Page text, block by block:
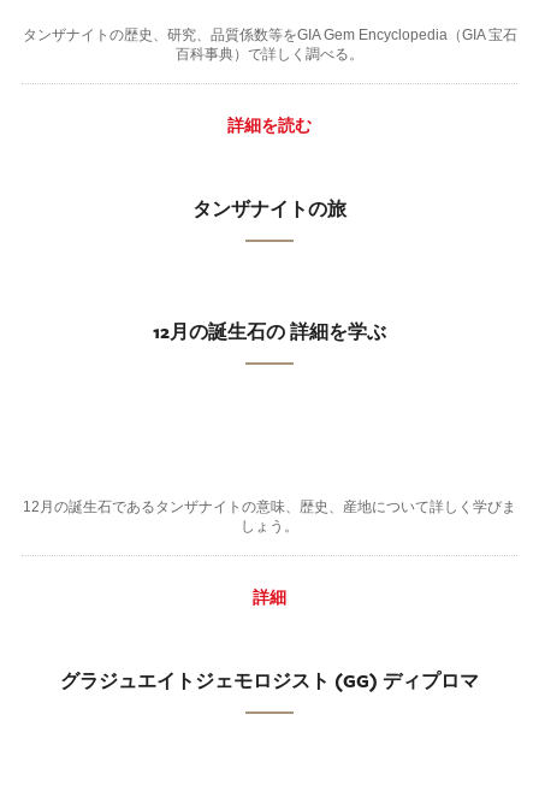
タンザナイトの歴史、研究、品質係数等をGIA Gem Encyclopedia（GIA 宝石
百科事典）で詳しく調べる。
詳細を読む
タンザナイトの旅
12月の誕生石の 詳細を学ぶ
12月の誕生石であるタンザナイトの意味、歴史、産地について詳しく学びま
しょう。
詳細
グラジュエイトジェモロジスト (GG) ディプロマ